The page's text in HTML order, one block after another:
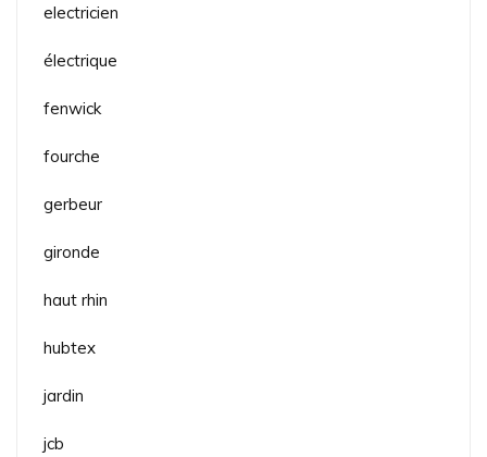
electricien
électrique
fenwick
fourche
gerbeur
gironde
haut rhin
hubtex
jardin
jcb